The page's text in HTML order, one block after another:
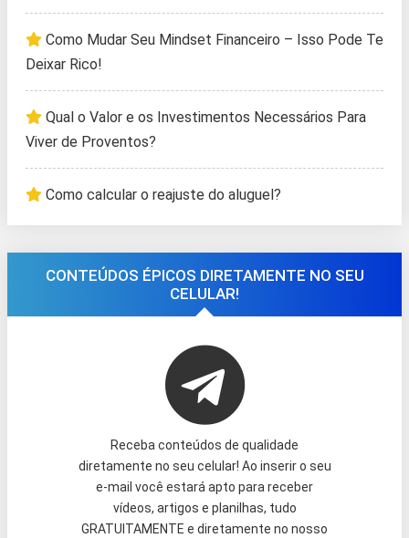
Como Mudar Seu Mindset Financeiro – Isso Pode Te
Deixar Rico!
Qual o Valor e os Investimentos Necessários Para
Viver de Proventos?
Como calcular o reajuste do aluguel?
CONTEÚDOS ÉPICOS DIRETAMENTE NO SEU
CELULAR!
Receba conteúdos de qualidade
diretamente no seu celular! Ao inserir o seu
e-mail você estará apto para receber
vídeos, artigos e planilhas, tudo
GRATUITAMENTE e diretamente no nosso